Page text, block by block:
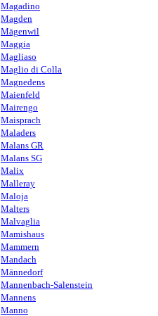
Magadino
Magden
Mägenwil
Maggia
Magliaso
Maglio di Colla
Magnedens
Maienfeld
Mairengo
Maisprach
Maladers
Malans GR
Malans SG
Malix
Malleray
Maloja
Malters
Malvaglia
Mamishaus
Mammern
Mandach
Männedorf
Mannenbach-Salenstein
Mannens
Manno